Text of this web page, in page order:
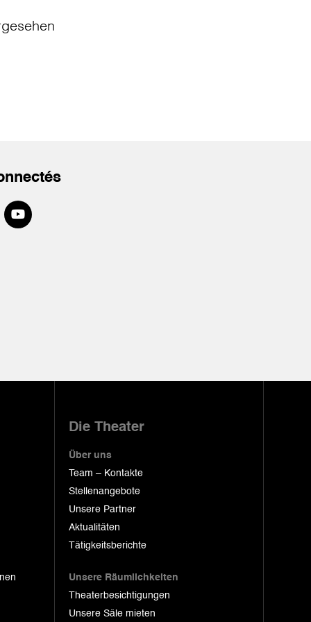
Die Theater
Über uns
Team – Kontakte
Stellenangebote
Unsere Partner
Aktualitäten
Tätigkeitsberichte
Unsere Räumlichkeiten
Theaterbesichtigungen
Unsere Säle mieten